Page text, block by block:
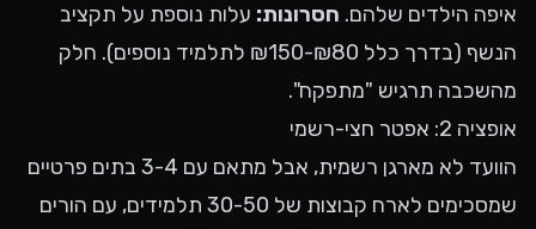
איפה הילדים שלהם. חסרונות: עלות נוספת על תקציב
הנשף (בדרך כלל ₪80-₪150 לתלמיד נוספים). חלק
מהשכבה תרגיש "מתפקח".
אופציה 2: אפטר חצי-רשמי
הוועד לא מארגן רשמית, אבל מתאם עם 3-4 בתים פרטיים
שמסכימים לארח קבוצות של 30-50 תלמידים, עם הורים